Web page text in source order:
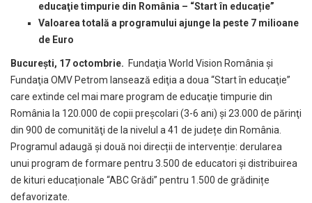
educaţie timpurie din România – “Start în educație”
Valoarea totală a programului ajunge la peste 7 milioane
de Euro
București, 17 octombrie. Fundaţia World Vision România şi
Fundaţia OMV Petrom lansează ediţia a doua “Start în educaţie”
care extinde cel mai mare program de educaţie timpurie din
România la 120.000 de copii preșcolari (3-6 ani) şi 23.000 de părinţi
din 900 de comunităţi de la nivelul a 41 de județe din România.
Programul adaugă și două noi direcții de intervenție: derularea
unui program de formare pentru 3.500 de educatori și distribuirea
de kituri educaționale “ABC Grădi” pentru 1.500 de grădinițe
defavorizate.